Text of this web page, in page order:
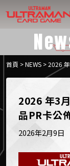
首頁 >NEWS> 2026
2026 年3
品PR卡公
2026年2月9日